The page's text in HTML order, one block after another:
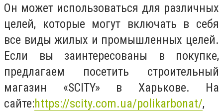
Он может использоваться для различных
целей, которые могут включать в себя
все виды жилых и промышленных целей.
Если вы заинтересованы в покупке,
предлагаем посетить строительный
магазин «SCITY» в Харькове. На
сайте:https://scity.com.ua/polikarbonat/,